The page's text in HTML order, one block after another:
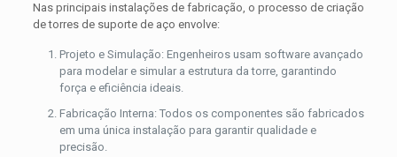
Nas principais instalações de fabricação, o processo de criação
de torres de suporte de aço envolve:
Projeto e Simulação: Engenheiros usam software avançado
para modelar e simular a estrutura da torre, garantindo
força e eficiência ideais.
Fabricação Interna: Todos os componentes são fabricados
em uma única instalação para garantir qualidade e
precisão.